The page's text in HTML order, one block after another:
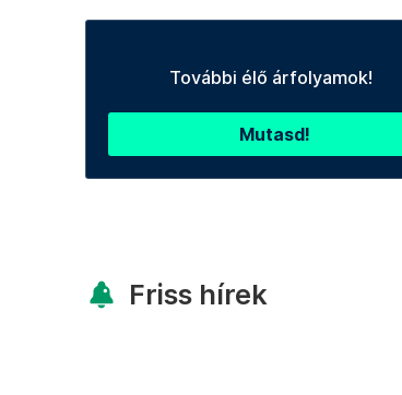
További élő árfolyamok!
Mutasd!
Friss hírek